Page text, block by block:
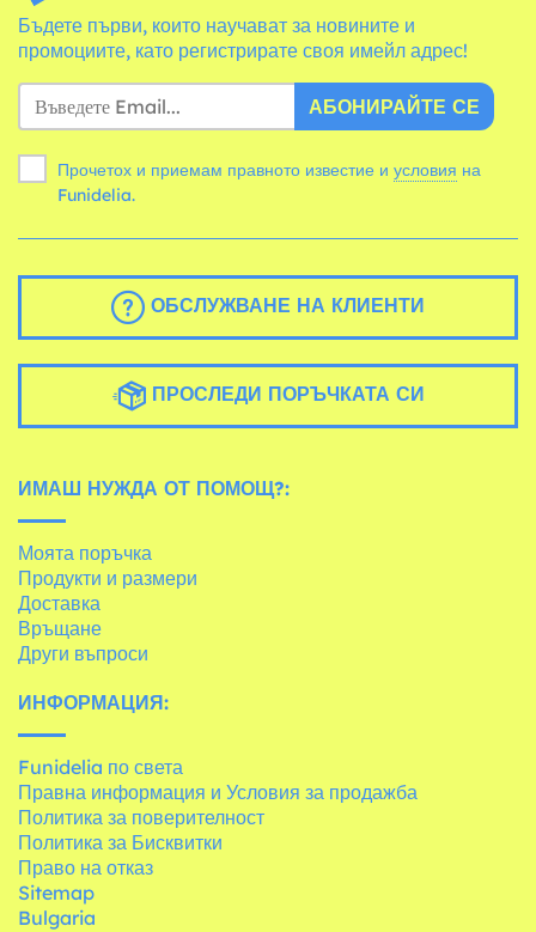
Бъдете първи, които научават за новините и
промоциите, като регистрирате своя имейл адрес!
АБОНИРАЙТЕ СЕ
Прочетох и приемам правното известие и условия
Funidelia.
ОБСЛУЖВАНЕ НА КЛИЕНТИ
ПРОСЛЕДИ ПОРЪЧКАТА СИ
ИМАШ НУЖДА ОТ ПОМОЩ?:
Моята поръчка
Продукти и размери
Доставка
Връщане
Други въпроси
ИНФОРМАЦИЯ:
Funidelia по света
Правна информация и Условия за продажба
Политика за поверителност
Политика за Бисквитки
Право на отказ
Sitemap
Bulgaria